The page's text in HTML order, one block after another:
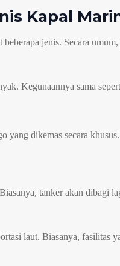
Kapal
jenis. Secara
Kegunaannya sama
dikemas secara
tanker akan dibagi
laut. Biasanya,